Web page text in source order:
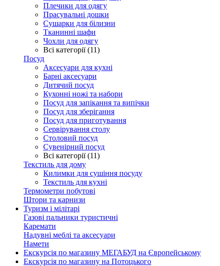
Плечики для одягу
Прасувальні дошки
Сушарки для білизни
Тканинні шафи
Чохли для одягу
Всі категорії (11)
Посуд
Аксесуари для кухні
Барні аксесуари
Дитячий посуд
Кухонні ножі та набори
Посуд для запікання та випічки
Посуд для зберігання
Посуд для приготування
Сервірування столу
Столовий посуд
Сувенірний посуд
Всі категорії (11)
Текстиль для дому
Килимки для сушіння посуду
Текстиль для кухні
Термометри побутові
Штори та карнизи
Туризм і мілітарі
Газові пальники туристичні
Каремати
Надувні меблі та аксесуари
Намети
Екскурсія по магазину МЕГАБУД на Європейському
Екскурсія по магазину на Потоцького